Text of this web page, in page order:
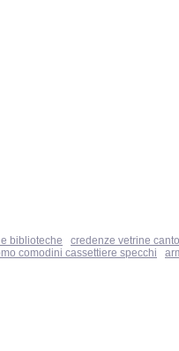
biblioteche
credenze vetrine
comodini cassettiere specchi